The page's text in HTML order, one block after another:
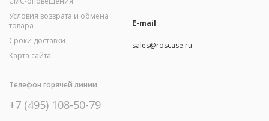
Условия возврата и обмена
товара
Сроки доставки
Карта сайта
E-mail
sales@roscase.ru
Телефон горячей линии
+7 (495) 108-50-79